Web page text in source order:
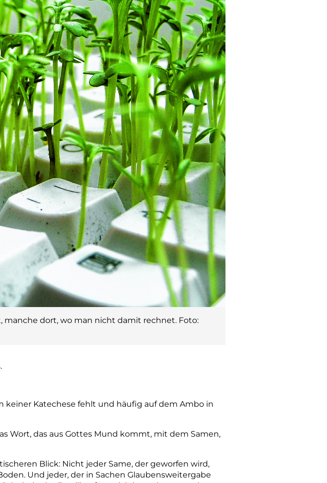
manche dort, wo man nicht damit rechnet. Foto:
Katechese fehlt und häufig auf dem Ambo in
Wort, das aus Gottes Mund kommt, mit dem Samen,
Blick: Nicht jeder Same, der geworfen wird,
Und jeder, der in Sachen Glaubensweitergabe